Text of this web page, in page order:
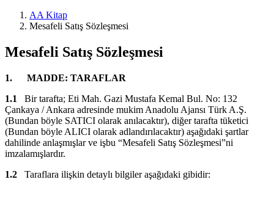
AA Kitap
Mesafeli Satış Sözleşmesi
Mesafeli Satış Sözleşmesi
1.
MADDE: TARAFLAR
1.1
Bir tarafta; Eti Mah. Gazi Mustafa Kemal Bul. No: 132
Çankaya / Ankara adresinde mukim Anadolu Ajansı Türk A.Ş.
(Bundan böyle SATICI olarak anılacaktır), diğer tarafta tüketici
(Bundan böyle ALICI olarak adlandırılacaktır) aşağıdaki şartlar
dahilinde anlaşmışlar ve işbu “Mesafeli Satış Sözleşmesi”ni
imzalamışlardır.
1.2
Taraflara ilişkin detaylı bilgiler aşağıdaki gibidir: